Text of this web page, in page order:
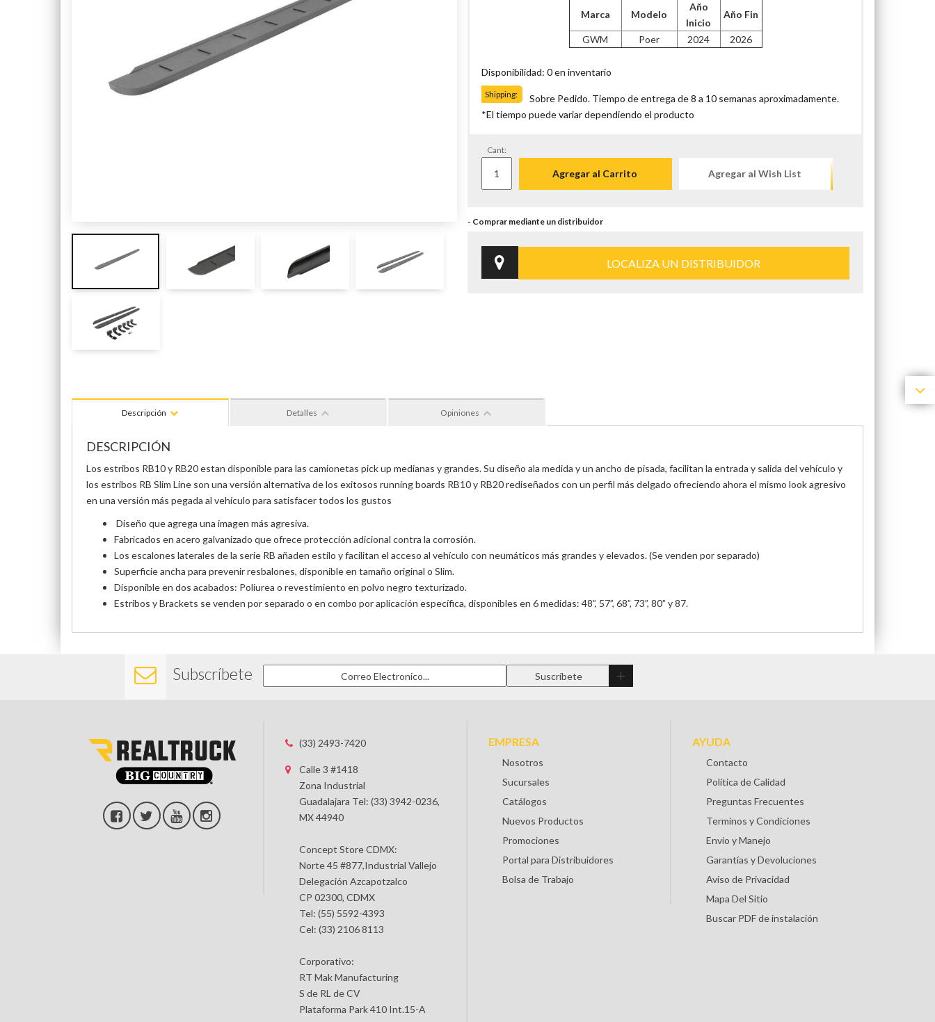
Marca Modelo
Año
Inicio
Año Fin
GWM Poer 2024 2026
Disponibilidad: 0 en inventario
Shipping:
Sobre Pedido. Tiempo de entrega de 8 a 10 semanas aproximadamente.
*El tiempo puede variar dependiendo el producto
Cant:
Agregar al Carrito Agregar al Wish List
LOCALIZA UN DISTRIBUIDOR
Descripción Detalles Opiniones
DESCRIPCIÓN
Los estribos RB10 y RB20 estan disponible para las camionetas pick up medianas y grandes. Su diseño ala medida y un ancho de pisada, facilitan la entrada y salida del vehículo y
los estribos RB Slim Line son una versión alternativa de los exitosos running boards RB10 y RB20 rediseñados con un perfil más delgado ofreciendo ahora el mismo look agresivo
en una versión más pegada al vehículo para satisfacer todos los gustos
Diseño que agrega una imagen más agresiva.
Fabricados en acero galvanizado que ofrece protección adicional contra la corrosión.
Los escalones laterales de la serie RB añaden estilo y facilitan el acceso al vehículo con neumáticos más grandes y elevados. (Se venden por separado)
Superficie ancha para prevenir resbalones, disponible en tamaño original o Slim.
Disponible en dos acabados: Poliurea o revestimiento en polvo negro texturizado.
Estribos y Brackets se venden por separado o en combo por aplicación específica, disponibles en 6 medidas: 48”, 57”, 68”, 73”, 80” y 87.
Subscríbete
(33) 2493-7420
Calle 3 #1418
Zona Industrial
Guadalajara Tel: (33) 3942-0236,
MX 44940
Concept Store CDMX:
Norte 45 #877,Industrial Vallejo
Delegación Azcapotzalco
CP 02300, CDMX
Tel: (55) 5592-4393
Cel: (33) 2106 8113
Corporativo:
RT Mak Manufacturing
S de RL de CV
Plataforma Park 410 Int.15-A
EMPRESA
Nosotros
Sucursales
Catálogos
Nuevos Productos
Promociones
Portal para Distribuidores
Bolsa de Trabajo
AYUDA
Contacto
Política de Calidad
Preguntas Frecuentes
Terminos y Condiciones
Envio y Manejo
Garantías y Devoluciones
Aviso de Privacidad
Mapa Del Sitio
Buscar PDF de instalación